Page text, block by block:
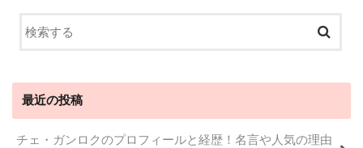
最近の投稿
チェ・ガンロクのプロフィールと経歴！名言や人気の理由